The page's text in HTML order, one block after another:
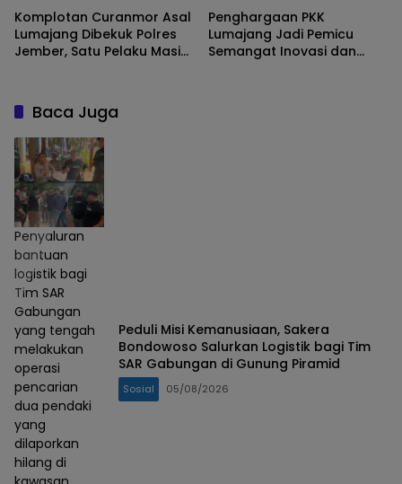
Komplotan Curanmor Asal
Lumajang Dibekuk Polres
Jember, Satu Pelaku Masih
Penghargaan PKK
Lumajang Jadi Pemicu
Semangat Inovasi dan
Baca Juga
Penyaluran
bantuan
logistik bagi
Tim SAR
Gabungan
yang tengah
melakukan
operasi
pencarian
dua pendaki
yang
dilaporkan
hilang di
Peduli Misi Kemanusiaan, Sakera
Bondowoso Salurkan Logistik bagi Tim
SAR Gabungan di Gunung Piramid
Sosial 05/08/2026